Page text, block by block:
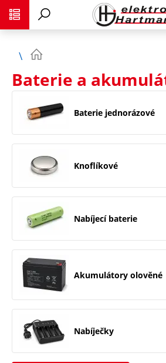
Baterie a
Baterie jednorázové
Knoflíkové
Nabíjecí baterie
Akumulátory olověné
Nabíječky